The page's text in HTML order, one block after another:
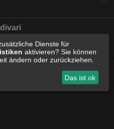
Cookie Einstellungen
Dienste für
aktivieren? Sie können
ändern oder zurückziehen.
Das ist ok